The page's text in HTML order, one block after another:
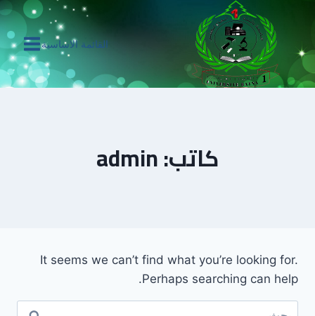
المحتوى
القائمة الاساسية
كاتب: admin
It seems we can’t find what you’re looking for.
Perhaps searching can help.